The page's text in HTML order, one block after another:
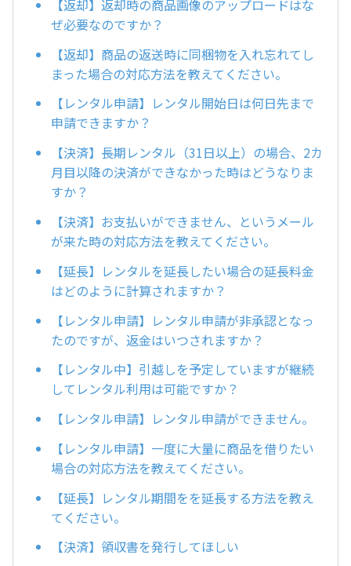
【返却】返却時の商品画像のアップロードはな
ぜ必要なのですか？
【返却】商品の返送時に同梱物を入れ忘れてし
まった場合の対応方法を教えてください。
【レンタル申請】レンタル開始日は何日先まで
申請できますか？
【決済】長期レンタル（31日以上）の場合、2カ
月目以降の決済ができなかった時はどうなりま
すか？
【決済】お支払いができません、というメール
が来た時の対応方法を教えてください。
【延長】レンタルを延長したい場合の延長料金
はどのように計算されますか？
【レンタル申請】レンタル申請が非承認となっ
たのですが、返金はいつされますか？
【レンタル中】引越しを予定していますが継続
してレンタル利用は可能ですか？
【レンタル申請】レンタル申請ができません。
【レンタル申請】一度に大量に商品を借りたい
場合の対応方法を教えてください。
【延長】レンタル期間をを延長する方法を教え
てください。
【決済】領収書を発行してほしい